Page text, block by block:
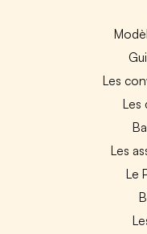
Les
Les
Les
Le